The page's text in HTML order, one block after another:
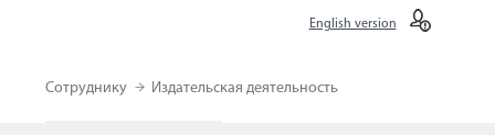
English version
Сотруднику Издательская деятельность